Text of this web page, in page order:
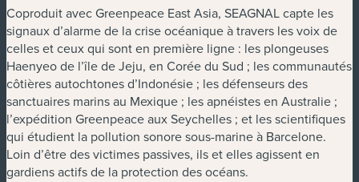
Coproduit avec Greenpeace East Asia, SEAGNAL capte les
signaux d’alarme de la crise océanique à travers les voix de
celles et ceux qui sont en première ligne : les plongeuses
Haenyeo de l’île de Jeju, en Corée du Sud ; les communautés
côtières autochtones d’Indonésie ; les défenseurs des
sanctuaires marins au Mexique ; les apnéistes en Australie ;
l’expédition Greenpeace aux Seychelles ; et les scientifiques
qui étudient la pollution sonore sous-marine à Barcelone.
Loin d’être des victimes passives, ils et elles agissent en
gardiens actifs de la protection des océans.